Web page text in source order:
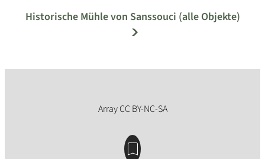
Historische Mühle von Sanssouci (alle Objekte)